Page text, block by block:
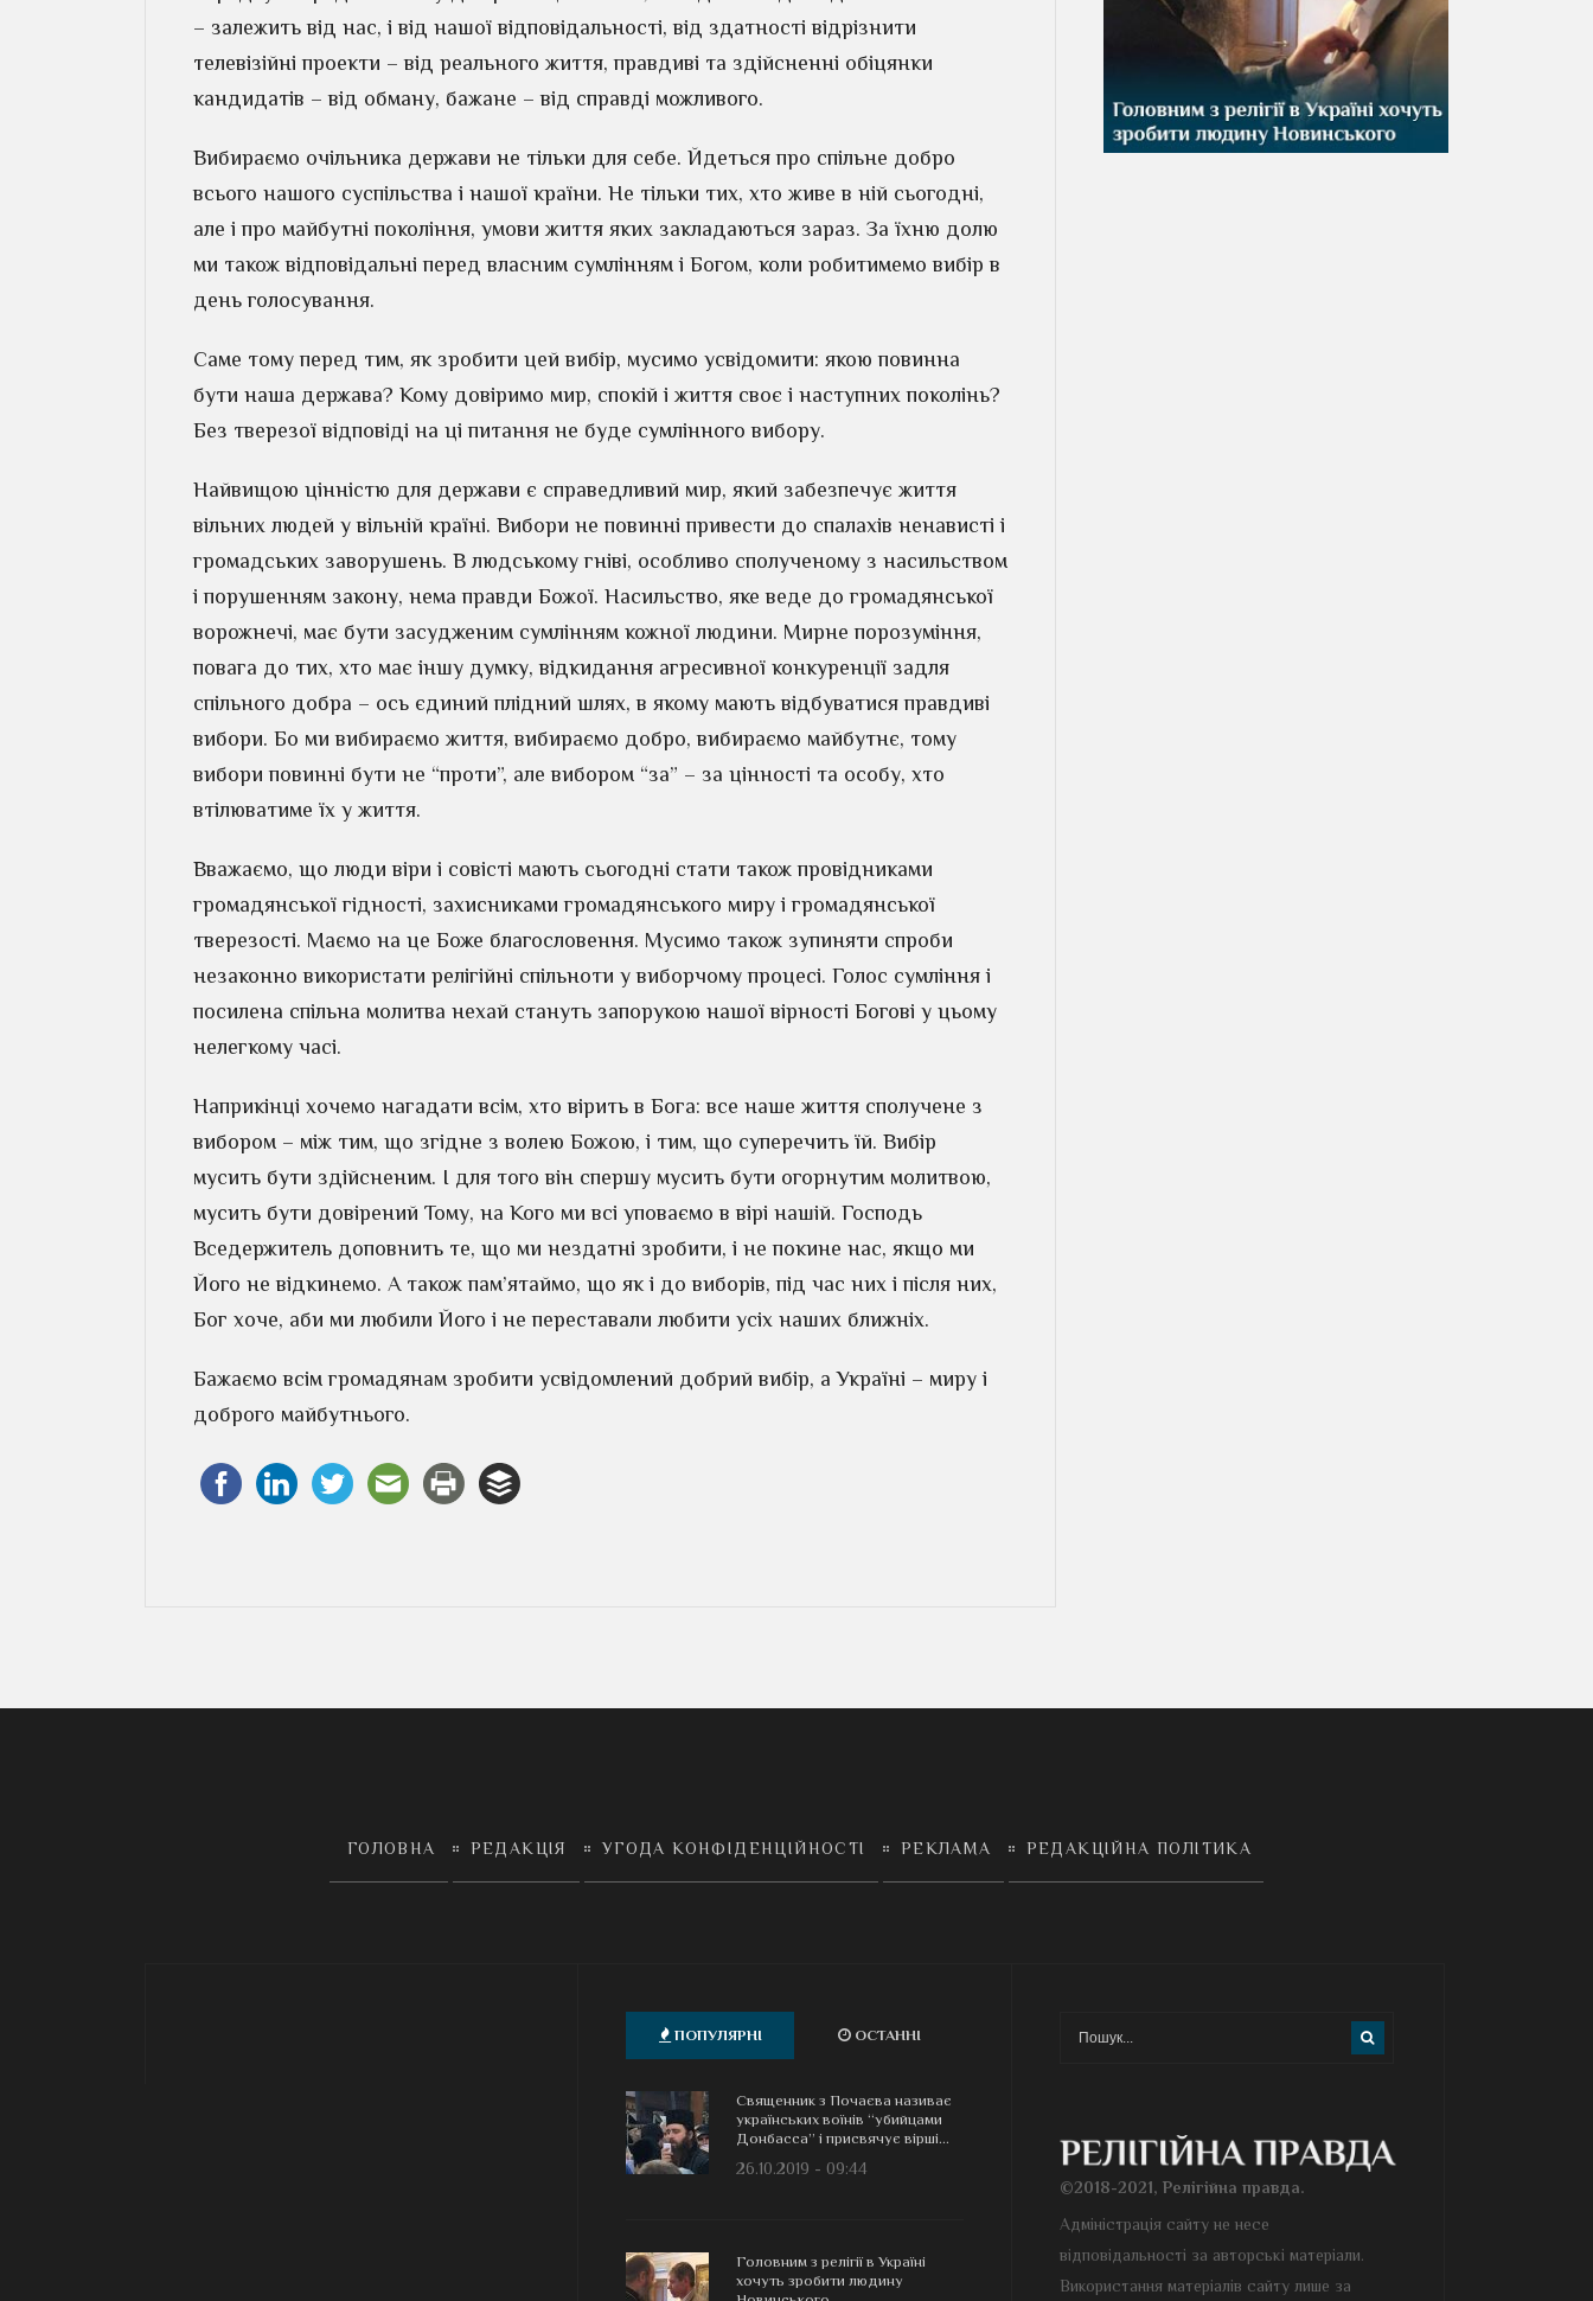
– залежить від нас, і від нашої відповідальності, від здатності відрізнити
телевізійні проекти – від реального життя, правдиві та здійсненні обіцянки
кандидатів – від обману, бажане – від справді можливого.
Вибираємо очільника держави не тільки для себе. Йдеться про спільне добро
всього нашого суспільства і нашої країни. Не тільки тих, хто живе в ній сьогодні,
але і про майбутні покоління, умови життя яких закладаються зараз. За їхню долю
ми також відповідальні перед власним сумлінням і Богом, коли робитимемо вибір в
день голосування.
Саме тому перед тим, як зробити цей вибір, мусимо усвідомити: якою повинна
бути наша держава? Кому довіримо мир, спокій і життя своє і наступних поколінь?
Без тверезої відповіді на ці питання не буде сумлінного вибору.
Найвищою цінністю для держави є справедливий мир, який забезпечує життя
вільних людей у вільній країні. Вибори не повинні привести до спалахів ненависті і
громадських заворушень. В людському гніві, особливо сполученому з насильством
і порушенням закону, нема правди Божої. Насильство, яке веде до громадянської
ворожнечі, має бути засудженим сумлінням кожної людини. Мирне порозуміння,
повага до тих, хто має іншу думку, відкидання агресивної конкуренції задля
спільного добра – ось єдиний плідний шлях, в якому мають відбуватися правдиві
вибори. Бо ми вибираємо життя, вибираємо добро, вибираємо майбутнє, тому
вибори повинні бути не “проти”, але вибором “за” – за цінності та особу, хто
втілюватиме їх у життя.
Вважаємо, що люди віри і совісті мають сьогодні стати також провідниками
громадянської гідності, захисниками громадянського миру і громадянської
тверезості. Маємо на це Боже благословення. Мусимо також зупиняти спроби
незаконно використати релігійні спільноти у виборчому процесі. Голос сумління і
посилена спільна молитва нехай стануть запорукою нашої вірності Богові у цьому
нелегкому часі.
Наприкінці хочемо нагадати всім, хто вірить в Бога: все наше життя сполучене з
вибором – між тим, що згідне з волею Божою, і тим, що суперечить їй. Вибір
мусить бути здійсненим. І для того він спершу мусить бути огорнутим молитвою,
мусить бути довірений Тому, на Кого ми всі уповаємо в вірі нашій. Господь
Вседержитель доповнить те, що ми нездатні зробити, і не покине нас, якщо ми
Його не відкинемо. А також пам’ятаймо, що як і до виборів, під час них і після них,
Бог хоче, аби ми любили Його і не переставали любити усіх наших ближніх.
Бажаємо всім громадянам зробити усвідомлений добрий вибір, а Україні – миру і
доброго майбутнього.
ГОЛОВНА РЕДАКЦІЯ УГОДА КОНФІДЕНЦІЙНОСТІ РЕКЛАМА РЕДАКЦІЙНА ПОЛІТИКА
ПОПУЛЯРНІ ОСТАННІ
Священник з Почаєва називає
українських воїнів “убийцами
Донбасса” і присвячує вірші...
26.10.2019 - 09:44
Головним з релігії в Україні
хочуть зробити людину
©2018-2021, Релігійна правда.
Адміністрація сайту не несе
відповідальності за авторські матеріали.
Використання матеріалів сайту лише за